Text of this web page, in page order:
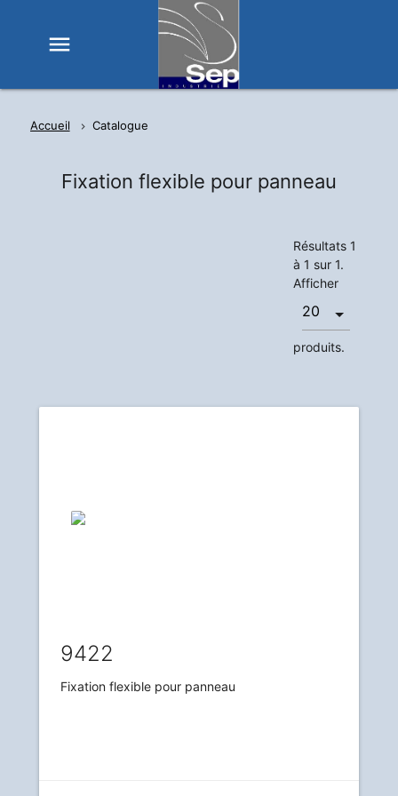
menu
Accueil Catalogue
Fixation flexible pour panneau
Résultats 1
à 1 sur 1.
Afficher
produits.
9422
Fixation flexible pour panneau